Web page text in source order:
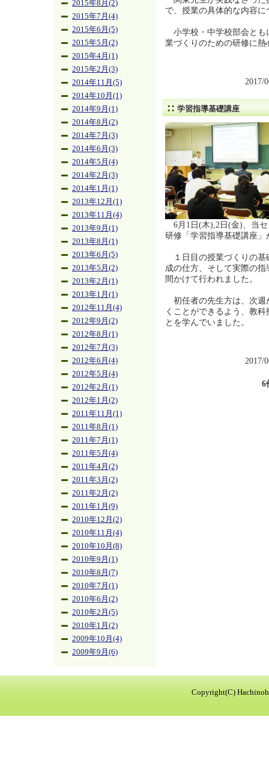
2015年8月(2)
2015年7月(4)
2015年6月(5)
2015年5月(2)
2015年4月(1)
2015年2月(3)
2014年11月(5)
2014年10月(1)
2014年9月(1)
2014年8月(2)
2014年7月(3)
2014年6月(3)
2014年5月(4)
2014年2月(3)
2014年1月(1)
2013年12月(1)
2013年11月(4)
2013年9月(1)
2013年8月(1)
2013年6月(5)
2013年5月(2)
2013年2月(1)
2013年1月(1)
2012年11月(4)
2012年9月(2)
2012年8月(1)
2012年7月(3)
2012年6月(4)
2012年5月(4)
2012年2月(1)
2012年1月(2)
2011年11月(1)
2011年8月(1)
2011年7月(1)
2011年5月(4)
2011年4月(2)
2011年3月(2)
2011年2月(2)
2011年1月(9)
2010年12月(2)
2010年11月(4)
2010年10月(8)
2010年9月(1)
2010年8月(7)
2010年7月(1)
2010年6月(2)
2010年2月(5)
2010年1月(2)
2009年10月(4)
2009年9月(6)
で、授業の具体的な内容
小学校・中学校部会とも
業づくりのための研修に
2017/
学習指導基礎講座
6月1日(木),2日(金)、当
研修「学習指導基礎講座
１日目の授業づくりの基
成の仕方、そして実際の
間かけて行われました。
初任者の先生方は、次週
くことができるよう、教
とを学んでいました。
2017/
6
Copyright(C)